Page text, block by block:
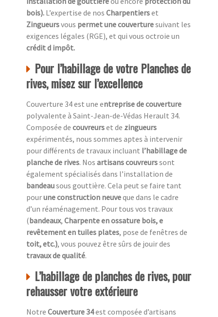
bois). L’expertise de nos Charpentierset
Zingueursvous permet une couverturesuivant les
exigences légales (RGE), et qui vous octroie un
crédit d impôt.
Pour l’habillage de votre Planches de
rives, misez sur l’excellence
Couverture 34 est une entreprise de couverture
polyvalente à Saint-Jean-de-Védas Herault 34.
Composée de couvreurset de zingueurs
expérimentés, nous sommes aptes à intervenir
pour différents de travaux incluant l’habillage de
planche de rives. Nos artisans couvreurssont
également spécialisés dans l’installation de
bandeausous gouttière. Cela peut se faire tant
pourune construction neuveque dans le cadre
d’un réaménagement. Pour tous vos travaux
(bandeaux, Charpente en ossature bois, e
revêtement en tuiles plates, pose de fenêtres de
toit, etc.), vous pouvez être sûrs de jouir des
travaux de qualité.
L’habillage de planches de rives, pour
rehausser votre extérieure
Notre Couverture 34est composée d’artisans